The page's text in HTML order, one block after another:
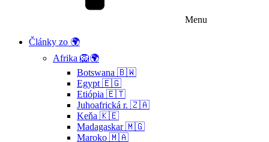
Menu
Články zo 🌍
Afrika 🦁🌍
Botswana 🇧🇼
Egypt 🇪🇬
Etiópia 🇪🇹
Juhoafrická r. 🇿🇦
Keňa 🇰🇪
Madagaskar 🇲🇬
Maroko 🇲🇦